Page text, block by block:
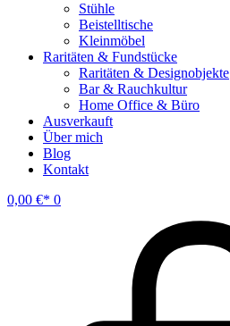
Stühle
Beistelltische
Kleinmöbel
Raritäten & Fundstücke
Raritäten & Designobjekte
Bar & Rauchkultur
Home Office & Büro
Ausverkauft
Über mich
Blog
Kontakt
0,00 € 0